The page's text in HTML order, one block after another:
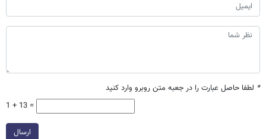
* لطفا حاصل عبارت را در جعبه متن روبرو وارد کنید
1 + 13 =
ارسال